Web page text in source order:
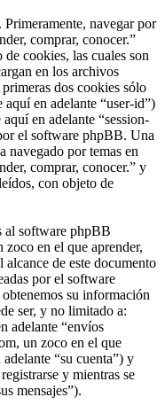
navegar por
comprar, conocer.”
cookies, las cuales son
en los archivos
dos cookies sólo
en adelante “user-id”)
en adelante “session-
el software phpBB. Una
navegado por temas en
comprar, conocer.” y
con objeto de
al software phpBB
en el que aprender,
alcance de este documento
por el software
su información
ser, y no limitado a:
adelante “envíos
un zoco en el que
“su cuenta”) y
y mientras se
mensajes”).